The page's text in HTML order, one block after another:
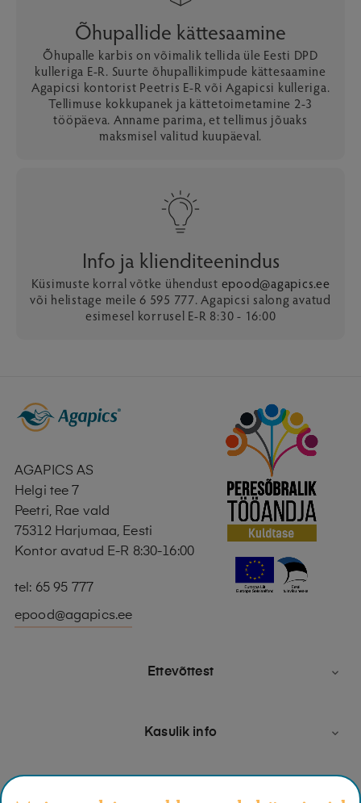
Õhupallide kättesaamine
Õhupalle karbis on võimalik tellida üle Eesti DPD
kulleriga E-R. Suurte õhupallikimpude kättesaamine
Agapicsi kontorist Peetris E-R või Agapicsi kulleriga.
Tellimuse kokkupanek ja kättetoimetamine 2-3
tööpäeva. Anname parima, et tellimus jõuaks
maksmisel valitud kuupäeval.
Info ja klienditeenindus
Küsimuste korral võtke ühendust epood@agapics.ee
või helistage meile 6 595 777. Agapicsi salong avatud
esimesel korrusel E-R 8:30 - 16:00
AGAPICS AS
Helgi tee 7
Peetri, Rae vald
75312 Harjumaa, Eesti
Kontor avatud E-R 8:30-16:00
tel: 65 95 777
epood@agapics.ee
Ettevõttest 
Kasulik info 